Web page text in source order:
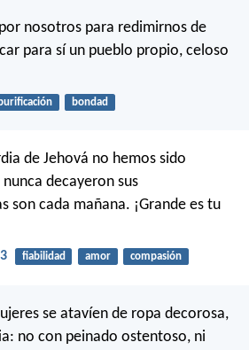
nosotros para redimirnos de
para sí un pueblo propio, celoso
bondad
de Jehová no hemos sido
decayeron sus
son cada mañana. ¡Grande es tu
fiabilidad amor compasión
se atavíen de ropa decorosa,
no con peinado ostentoso, ni